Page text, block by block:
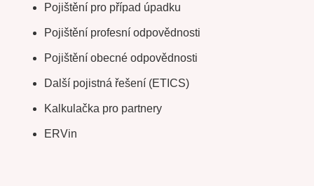
Pojištění pro případ úpadku
Pojištění profesní odpovědnosti
Pojištění obecné odpovědnosti
Další pojistná řešení (ETICS)
Kalkulačka pro partnery
ERVin